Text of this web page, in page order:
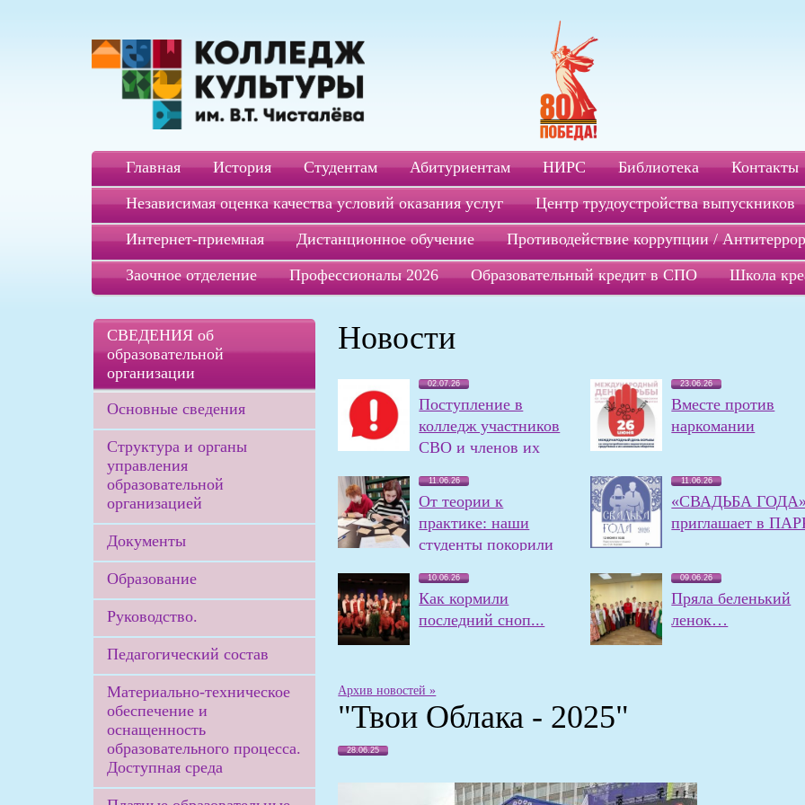
Главная История Студентам Абитуриентам НИРС Библиотека
Контакты
Независимая оценка качества условий оказания услуг
Центр трудоустройства выпускников
Интернет-приемная
Дистанционное обучение
Противодействие коррупции / Антитеррор
Заочное отделение
Профессионалы 2026 Образовательный кредит в СПО Школа
СВЕДЕНИЯ об
образовательной
организации
Основные сведения
Структура и органы
управления
образовательной
организацией
Документы
Образование
Руководство.
Педагогический состав
Материально-техническое
обеспечение и
оснащенность
образовательного процесса.
Доступная среда
Новости
02.07.26
Поступление в
колледж участников
СВО и членов их
23.06.26
Вместе против
наркомании
11.06.26
От теории к
практике: наши
студенты покорили
11.06.26
«СВАДЬБА
приглашает в
10.06.26
Как кормили
последний сноп...
09.06.26
Пряла беленький
ленок…
Архив новостей »
"Твои Облака - 2025"
28.06.25